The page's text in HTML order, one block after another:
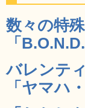
数々の特
「
バレンテ
「ヤマハ